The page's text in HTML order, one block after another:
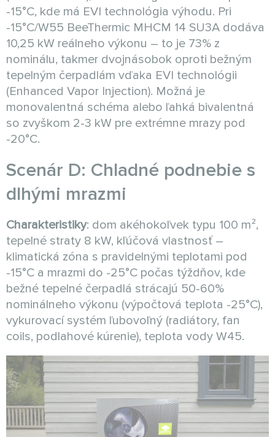
-15°C, kde má EVI technológia výhodu. Pri
-15°C/W55 BeeThermic MHCM 14 SU3A dodáva
10,25 kW reálneho výkonu – to je 73% z
nominálu, takmer dvojnásobok oproti bežným
tepelným čerpadlám vďaka EVI technológii
(Enhanced Vapor Injection). Možná je
monovalentná schéma alebo ľahká bivalentná
so zvyškom 2-3 kW pre extrémne mrazy pod
-20°C.
Scenár D: Chladné podnebie s
dlhými mrazmi
Charakteristiky: dom akéhokoľvek typu 100 m²,
tepelné straty 8 kW, kľúčová vlastnosť –
klimatická zóna s pravidelnými teplotami pod
-15°C a mrazmi do -25°C počas týždňov, kde
bežné tepelné čerpadlá strácajú 50-60%
nominálneho výkonu (výpočtová teplota -25°C),
vykurovací systém ľubovoľný (radiátory, fan
coils, podlahové kúrenie), teplota vody W45.